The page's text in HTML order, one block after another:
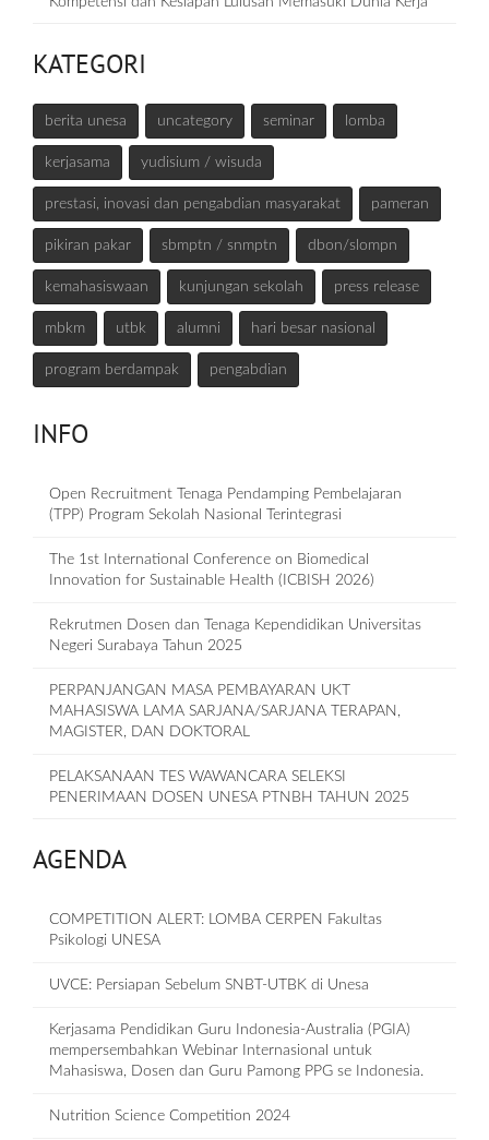
KATEGORI
berita unesa uncategory seminar lomba
kerjasama yudisium / wisuda
prestasi, inovasi dan pengabdian masyarakat pameran
pikiran pakar sbmptn / snmptn dbon/slompn
kemahasiswaan kunjungan sekolah press release
mbkm utbk alumni hari besar nasional
program berdampak pengabdian
INFO
Open Recruitment Tenaga Pendamping Pembelajaran
(TPP) Program Sekolah Nasional Terintegrasi
The 1st International Conference on Biomedical
Innovation for Sustainable Health (ICBISH 2026)
Rekrutmen Dosen dan Tenaga Kependidikan Universitas
Negeri Surabaya Tahun 2025
PERPANJANGAN MASA PEMBAYARAN UKT
MAHASISWA LAMA SARJANA/SARJANA TERAPAN,
MAGISTER, DAN DOKTORAL
PELAKSANAAN TES WAWANCARA SELEKSI
PENERIMAAN DOSEN UNESA PTNBH TAHUN 2025
AGENDA
COMPETITION ALERT: LOMBA CERPEN Fakultas
Psikologi UNESA
UVCE: Persiapan Sebelum SNBT-UTBK di Unesa
Kerjasama Pendidikan Guru Indonesia-Australia (PGIA)
mempersembahkan Webinar Internasional untuk
Mahasiswa, Dosen dan Guru Pamong PPG se Indonesia.
Nutrition Science Competition 2024